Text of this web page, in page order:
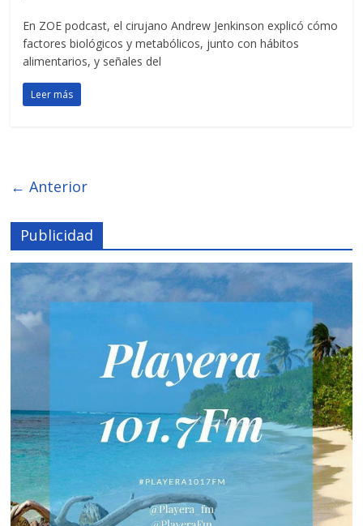
En ZOE podcast, el cirujano Andrew Jenkinson explicó cómo
factores biológicos y metabólicos, junto con hábitos
alimentarios, y señales del
Leer más
← Anterior
Publicidad